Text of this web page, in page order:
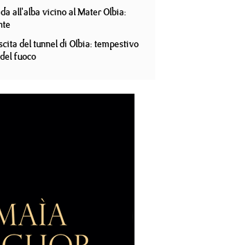
all'alba vicino al Mater Olbia:
del tunnel di Olbia: tempestivo
fuoco